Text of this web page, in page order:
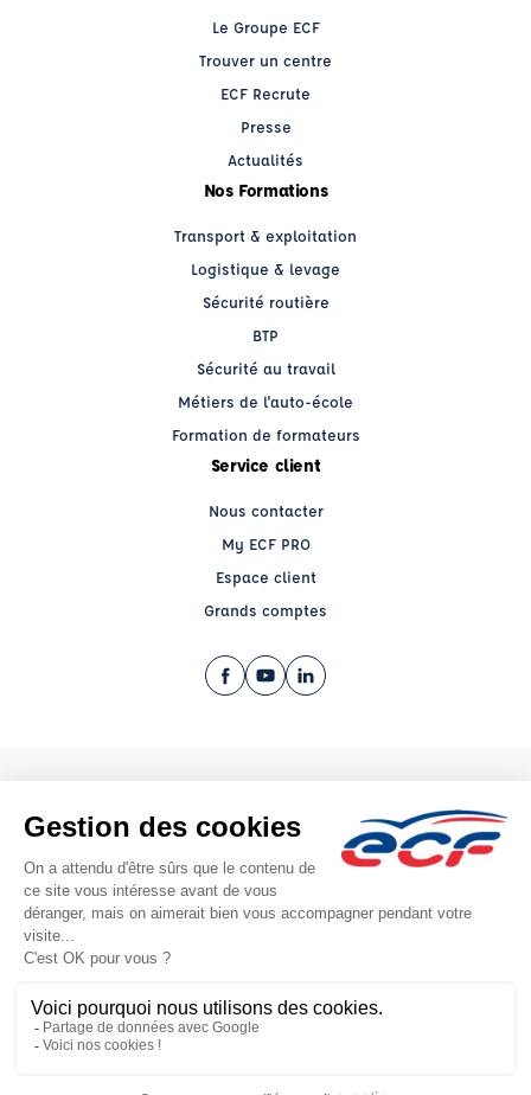
Le Groupe ECF
Trouver un centre
ECF Recrute
Presse
Actualités
Nos Formations
Transport & exploitation
Logistique & levage
Sécurité routière
BTP
Sécurité au travail
Métiers de l'auto-école
Formation de formateurs
Service client
Nous contacter
My ECF PRO
Espace client
Grands comptes
Facebook (nouvelle fenêtre)
YouTube (nouvelle fenêtre)
LinkedIn (nouvelle fenêtre)
© 2026 École de Conduite Française. Tous droits réservés